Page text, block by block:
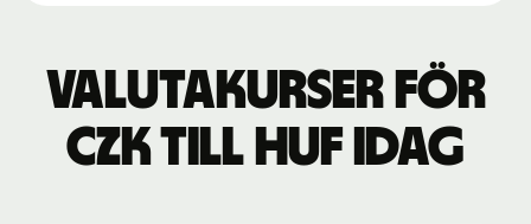
Valutakurser för
CZK till HUF idag